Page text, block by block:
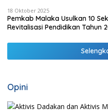
18 Oktober 2025
Pemkab Malaka Usulkan 10
Revitalisasi Pendidikan Tahun
Opini